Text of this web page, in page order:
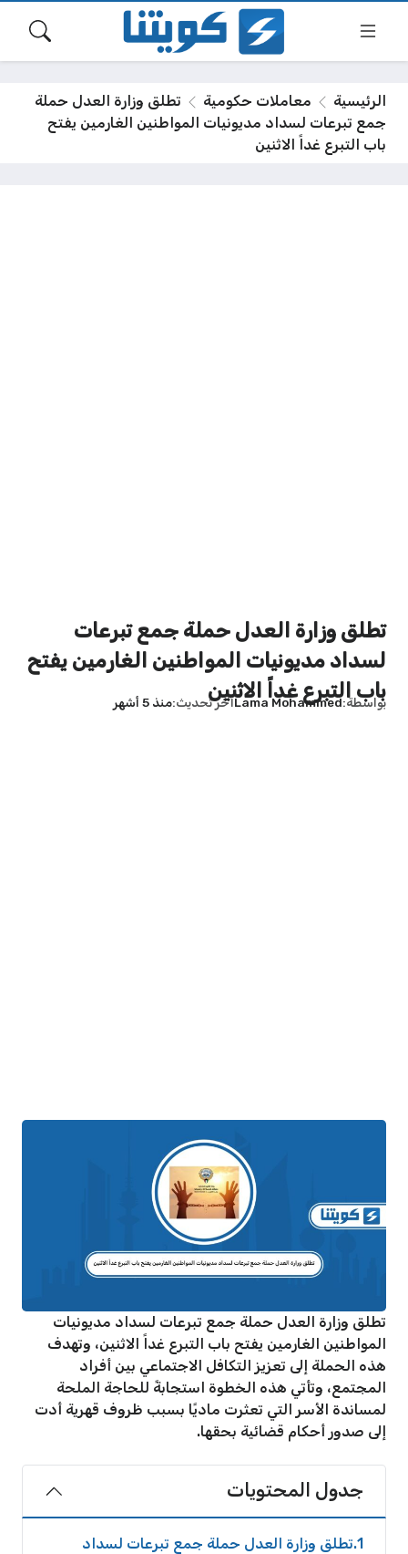
الرئيسية معاملات حكومية
تطلق وزارة العدل حملة
جمع تبرعات لسداد مديونيات المواطنين الغارمين يفتح
باب التبرع غداً الاثنين
تطلق وزارة العدل حملة جمع تبرعات
لسداد مديونيات المواطنين الغارمين يفتح
باب التبرع غداً الاثنين
بواسطة Lama Mohammedآخر تحديث منذ 5 أشهر
تطلق وزارة العدل حملة جمع تبرعات لسداد مديونيات
المواطنين الغارمين يفتح باب التبرع غداً الاثنين، وتهدف
هذه الحملة إلى تعزيز التكافل الاجتماعي بين أفراد
المجتمع، وتأتي هذه الخطوة استجابةً للحاجة الملحة
لمساندة الأسر التي تعثرت ماديًا بسبب ظروف قهرية أدت
إلى صدور أحكام قضائية بحقها.
جدول المحتويات
1 تطلق وزارة العدل حملة جمع تبرعات لسداد